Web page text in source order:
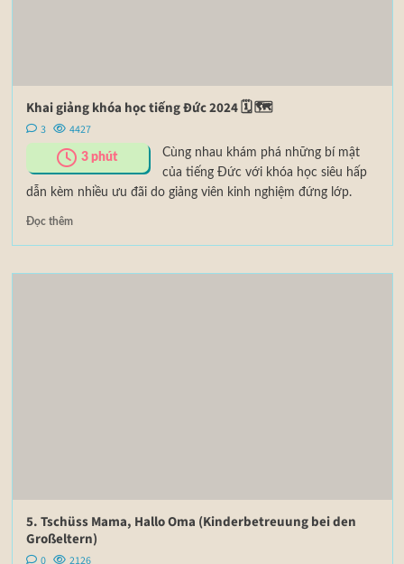
Khai giảng khóa học tiếng Đức 2024 🗓 🗺
3 4427
3 phút
Cùng nhau khám phá những bí mật
của tiếng Đức với khóa học siêu hấp
dẫn kèm nhiều ưu đãi do giảng viên kinh nghiệm đứng lớp.
Đọc thêm
5. Tschüss Mama, Hallo Oma (Kinderbetreuung bei den
Großeltern)
0 2126